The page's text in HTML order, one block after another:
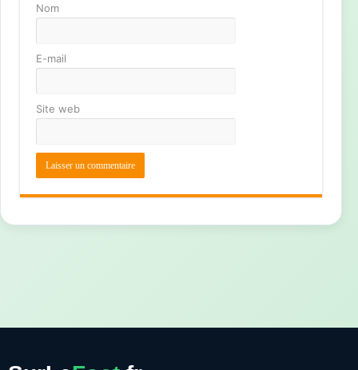
Nom
E-mail
Site web